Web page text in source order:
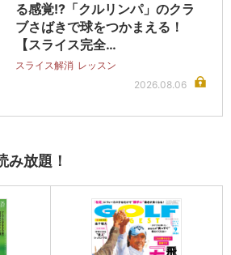
る感覚!?「クルリンパ」のクラ
ブさばきで球をつかまえる！
【スライス完全…
スライス解消 レッスン
2026.08.06
み放題！